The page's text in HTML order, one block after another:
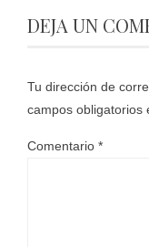
DEJA UN
Tu dirección de
campos obligatorios
Comentario *